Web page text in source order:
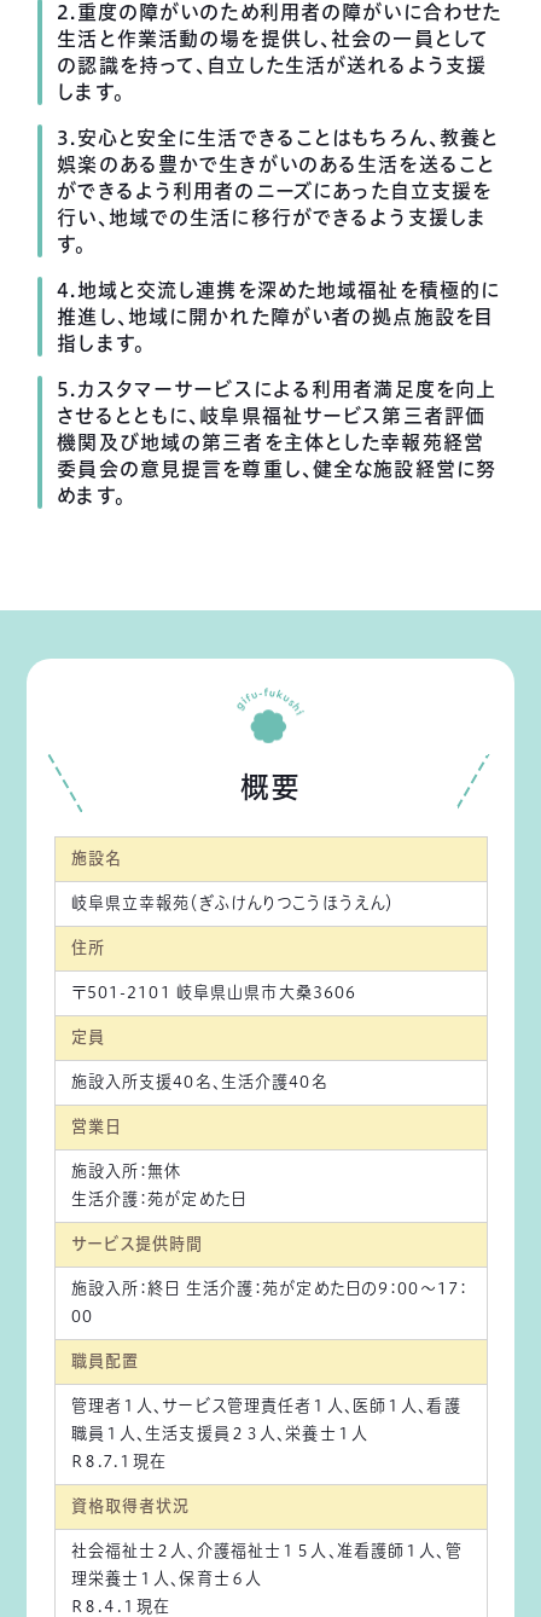
2.重度の障がいのため利用者の障がいに合わせた
生活と作業活動の場を提供し、社会の一員として
の認識を持って、自立した生活が送れるよう支援
します。
3.安心と安全に生活できることはもちろん、教養と
娯楽のある豊かで生きがいのある生活を送ること
ができるよう利用者のニーズにあった自立支援を
行い、地域での生活に移行ができるよう支援しま
す。
4.地域と交流し連携を深めた地域福祉を積極的に
推進し、地域に開かれた障がい者の拠点施設を目
指します。
5.カスタマーサービスによる利用者満足度を向上
させるとともに、岐阜県福祉サービス第三者評価
機関及び地域の第三者を主体とした幸報苑経営
委員会の意見提言を尊重し、健全な施設経営に努
めます。
概要
施設名
岐阜県立幸報苑（ぎふけんりつこうほうえん）
住所
〒501-2101 岐阜県山県市大桑3606
定員
施設入所支援40名、生活介護40名
営業日
施設入所：無休
生活介護：苑が定めた日
サービス提供時間
施設入所：終日 生活介護：苑が定めた日の9：00～17：
00
職員配置
管理者１人、サービス管理責任者１人、医師１人、看護
職員１人、生活支援員２３人、栄養士１人
R８.7.１現在
資格取得者状況
社会福祉士２人、介護福祉士１５人、准看護師１人、管
理栄養士１人、保育士６人
R８.４.１現在